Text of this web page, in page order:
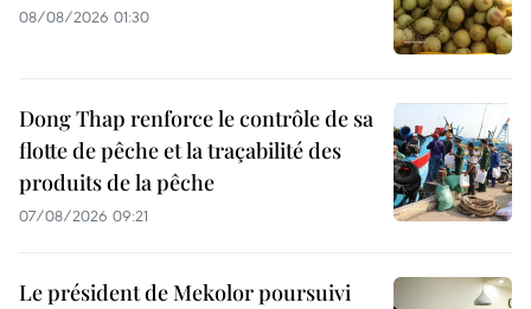
08/08/2026 01:30
Dong Thap renforce le contrôle de sa
flotte de pêche et la traçabilité des
produits de la pêche
07/08/2026 09:21
Le président de Mekolor poursuivi